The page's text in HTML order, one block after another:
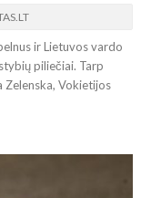
ir Lietuvos vardo
piliečiai. Tarp
Vokietijos